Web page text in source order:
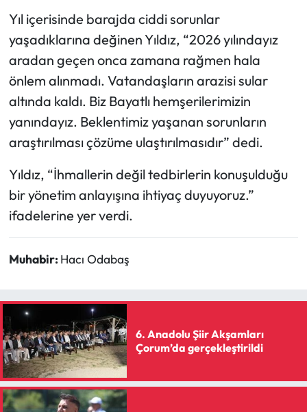
Yıl içerisinde barajda ciddi sorunlar
yaşadıklarına değinen Yıldız, “2026 yılındayız
aradan geçen onca zamana rağmen hala
önlem alınmadı. Vatandaşların arazisi sular
altında kaldı. Biz Bayatlı hemşerilerimizin
yanındayız. Beklentimiz yaşanan sorunların
araştırılması çözüme ulaştırılmasıdır” dedi.
Yıldız, “İhmallerin değil tedbirlerin konuşulduğu
bir yönetim anlayışına ihtiyaç duyuyoruz.”
ifadelerine yer verdi.
Muhabir: Hacı Odabaş
6. Anadolu Şiir Akşamları
Çorum’da gerçekleştirildi
Oğuzlar Haberleri
Ortaköy Haberleri
Osmancık Haberleri
Otomotiv
Resmi İlan
Resmi Reklam
Sağlık
Spor
Sungurlu Haberleri
Turizm